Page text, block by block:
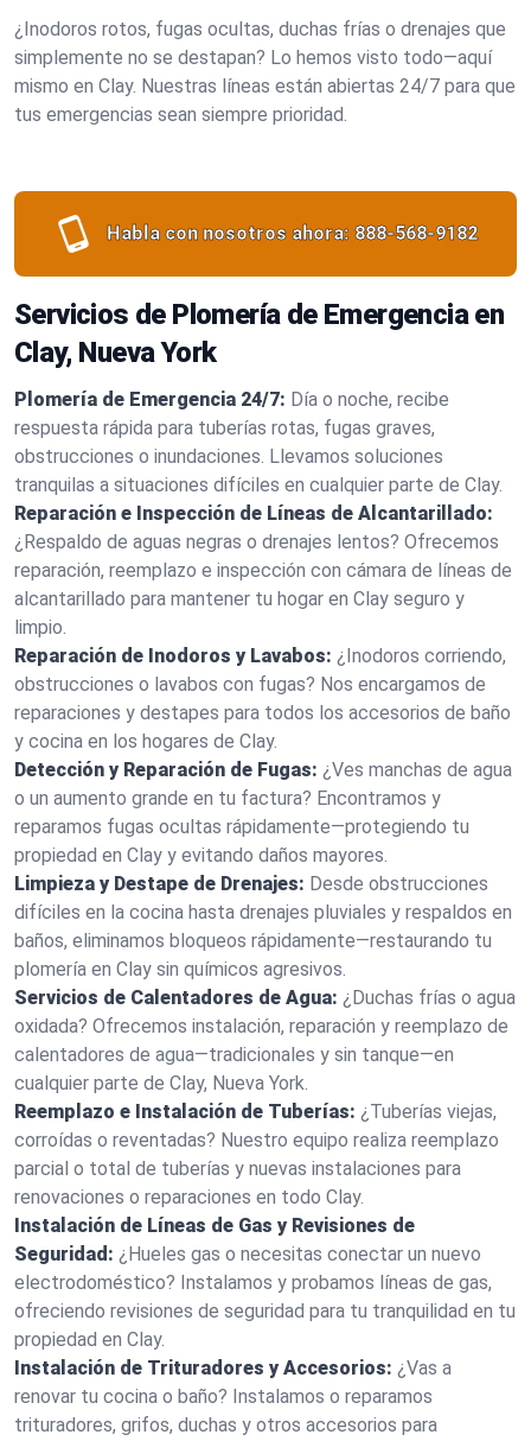
¿Inodoros rotos, fugas ocultas, duchas frías o drenajes que
simplemente no se destapan? Lo hemos visto todo—aquí
mismo en Clay. Nuestras líneas están abiertas 24/7 para que
tus emergencias sean siempre prioridad.
Habla con nosotros ahora: 888-568-9182
Servicios de Plomería de Emergencia en
Clay, Nueva York
Plomería de Emergencia 24/7: Día o noche, recibe
respuesta rápida para tuberías rotas, fugas graves,
obstrucciones o inundaciones. Llevamos soluciones
tranquilas a situaciones difíciles en cualquier parte de Clay.
Reparación e Inspección de Líneas de Alcantarillado:
¿Respaldo de aguas negras o drenajes lentos? Ofrecemos
reparación, reemplazo e inspección con cámara de líneas de
alcantarillado para mantener tu hogar en Clay seguro y
limpio.
Reparación de Inodoros y Lavabos: ¿Inodoros corriendo,
obstrucciones o lavabos con fugas? Nos encargamos de
reparaciones y destapes para todos los accesorios de baño
y cocina en los hogares de Clay.
Detección y Reparación de Fugas: ¿Ves manchas de agua
o un aumento grande en tu factura? Encontramos y
reparamos fugas ocultas rápidamente—protegiendo tu
propiedad en Clay y evitando daños mayores.
Limpieza y Destape de Drenajes: Desde obstrucciones
difíciles en la cocina hasta drenajes pluviales y respaldos en
baños, eliminamos bloqueos rápidamente—restaurando tu
plomería en Clay sin químicos agresivos.
Servicios de Calentadores de Agua: ¿Duchas frías o agua
oxidada? Ofrecemos instalación, reparación y reemplazo de
calentadores de agua—tradicionales y sin tanque—en
cualquier parte de Clay, Nueva York.
Reemplazo e Instalación de Tuberías: ¿Tuberías viejas,
corroídas o reventadas? Nuestro equipo realiza reemplazo
parcial o total de tuberías y nuevas instalaciones para
renovaciones o reparaciones en todo Clay.
Instalación de Líneas de Gas y Revisiones de
Seguridad: ¿Hueles gas o necesitas conectar un nuevo
electrodoméstico? Instalamos y probamos líneas de gas,
ofreciendo revisiones de seguridad para tu tranquilidad en tu
propiedad en Clay.
Instalación de Trituradores y Accesorios: ¿Vas a
renovar tu cocina o baño? Instalamos o reparamos
trituradores, grifos, duchas y otros accesorios para